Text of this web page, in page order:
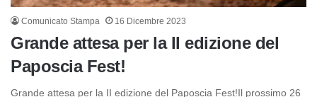
Comunicato Stampa 16 Dicembre 2023
Grande attesa per la II edizione del
Paposcia Fest!
Grande attesa per la II edizione del Paposcia Fest!Il prossimo 26